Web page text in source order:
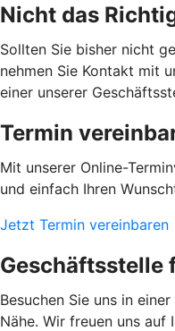
Nicht das
Sollten Sie bisher nicht
nehmen Sie Kontakt mit
einer unserer
Termin
Mit unserer Online-
und einfach Ihren
Jetzt Termin vereinbaren
Geschäftsstelle
Besuchen Sie uns in
Nähe. Wir freuen uns auf